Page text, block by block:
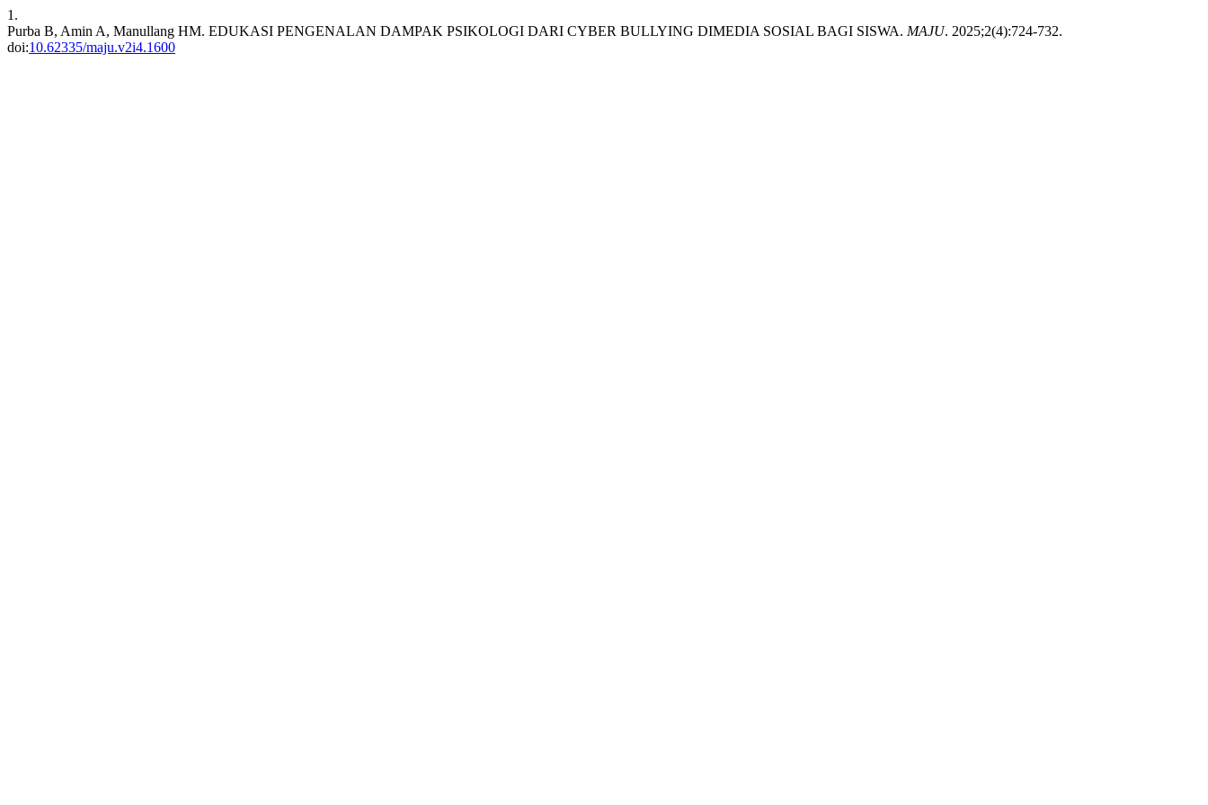
1.
Purba B, Amin A, Manullang HM. EDUKASI PENGENALAN DAMPAK PSIKOLOGI DARI CYBER BULLYING DIMEDIA SOSIAL BAGI SISWA. MAJU. 2025;2(4):724-732.
doi:10.62335/maju.v2i4.1600